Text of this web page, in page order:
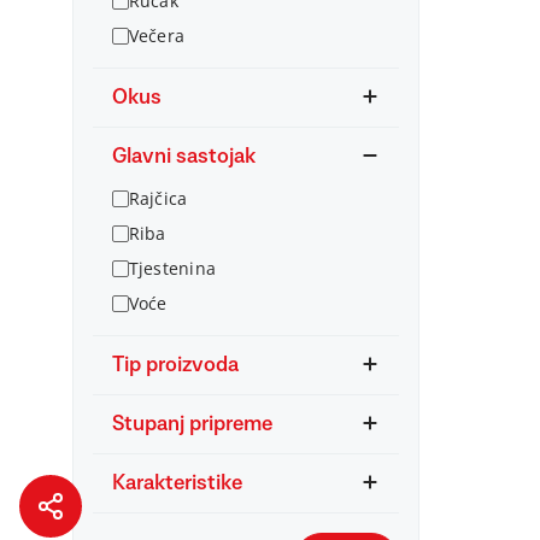
Večera
Okus
Glavni sastojak
Rajčica
Riba
Tjestenina
Voće
Tip proizvoda
Stupanj pripreme
Karakteristike